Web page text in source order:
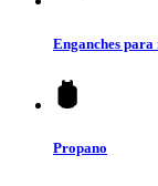
Enganches
Propano